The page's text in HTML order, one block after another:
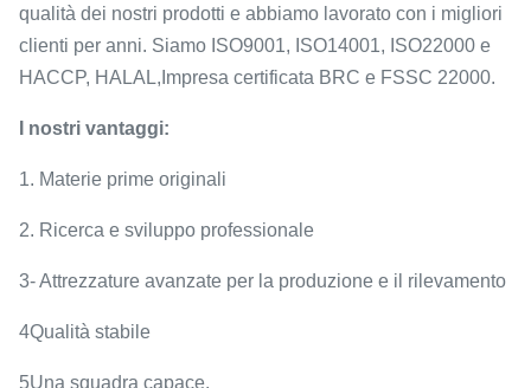
qualità dei nostri prodotti e abbiamo lavorato con i migliori
clienti per anni. Siamo ISO9001, ISO14001, ISO22000 e
HACCP, HALAL,Impresa certificata BRC e FSSC 22000.
I nostri vantaggi:
1. Materie prime originali
2. Ricerca e sviluppo professionale
3- Attrezzature avanzate per la produzione e il rilevamento
4Qualità stabile
5Una squadra capace.